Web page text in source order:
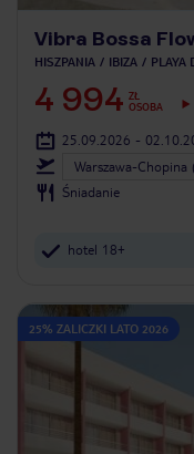
Vibra Bossa
HISZPANIA IBIZA PLAYA
4 994 ZŁ
OSOBA
25.09.2026 -
Warszawa-Chopina
Śniadanie
hotel 18+
25% ZALICZKI LATO 2026